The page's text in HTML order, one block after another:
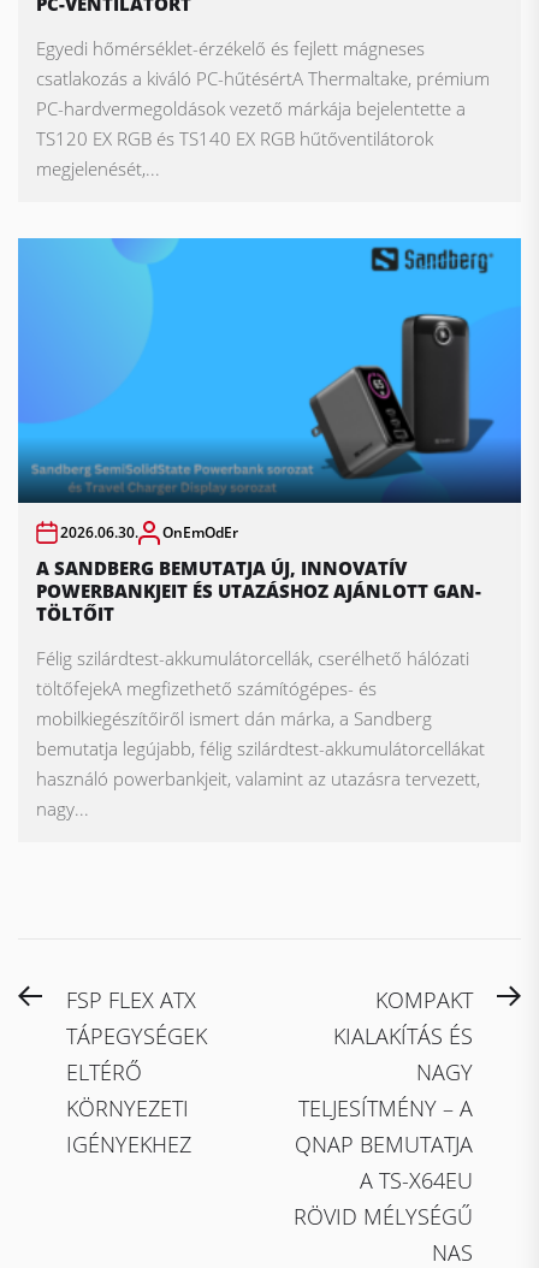
Egyedi hőmérséklet-érzékelő és fejlett mágneses
csatlakozás a kiváló PC-hűtésértA Thermaltake, prémium
PC-hardvermegoldások vezető márkája bejelentette a
TS120 EX RGB és TS140 EX RGB hűtőventilátorok
megjelenését,...
2026.06.30. OnEmOdEr
A SANDBERG BEMUTATJA ÚJ, INNOVATÍV
POWERBANKJEIT ÉS UTAZÁSHOZ AJÁNLOTT GAN-
TÖLTŐIT
Félig szilárdtest-akkumulátorcellák, cserélhető hálózati
töltőfejekA megfizethető számítógépes- és
mobilkiegészítőiről ismert dán márka, a Sandberg
bemutatja legújabb, félig szilárdtest-akkumulátorcellákat
használó powerbankjeit, valamint az utazásra tervezett,
nagy...
Bejegyzés
navigáció
PreviousFSP FLEX ATX
TÁPEGYSÉGEK
ELTÉRŐ
KÖRNYEZETI
IGÉNYEKHEZ
KOMPAKT
KIALAKÍTÁS ÉS
NAGY
TELJESÍTMÉNY – A
QNAP BEMUTATJA
A TS-X64EU
RÖVID MÉLYSÉGŰ
NAS